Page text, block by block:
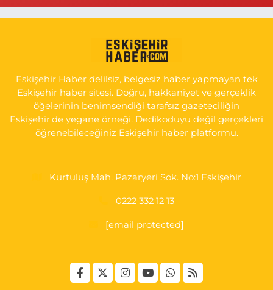
YAN SOKAĞI POLİKLİNİK KAPISI TAM KARŞISI I
Yol Tarifi Al
Eskişehir Haber delilsiz, belgesiz haber yapmayan tek
Eskişehir haber sitesi. Doğru, hakkaniyet ve gerçeklik
öğelerinin benimsendiği tarafsız gazeteciliğin
Eskişehir'de yegane örneği. Dedikoduyu değil gerçekleri
öğrenebileceğiniz Eskişehir haber platformu.
Kurtuluş Mah. Pazaryeri Sok. No:1 Eskişehir
0222 332 12 13
[email protected]